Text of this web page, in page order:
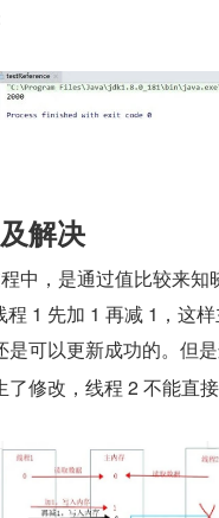
解决
中，是通过值比较来知
程 1 先加 1 再减 1，这
是可以更新成功的。但
修改，线程 2 不能直接